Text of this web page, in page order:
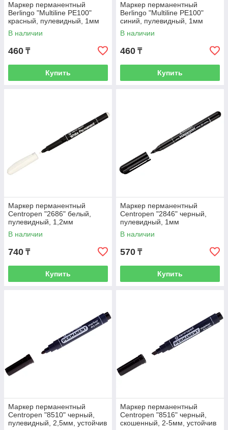
Маркер перманентный
Berlingo "Multiline PE100"
красный, пулевидный, 1мм
В наличии
460 ₸
Купить
Маркер перманентный
Berlingo "Multiline PE100"
синий, пулевидный, 1мм
В наличии
460 ₸
Купить
Маркер перманентный
Centropen "2686" белый,
пулевидный, 1,2мм
В наличии
740 ₸
Купить
Маркер перманентный
Centropen "2846" черный,
пулевидный, 1мм
В наличии
570 ₸
Купить
Маркер перманентный
Centropen "8510" черный,
пулевидный, 2,5мм, устойчив
Маркер перманентный
Centropen "8516" черный,
скошенный, 2-5мм, устойчив